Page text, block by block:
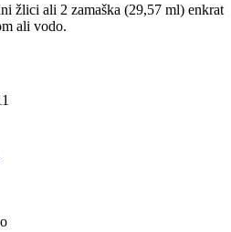
žlici ali 2 zamaška (29,57 ml) enkrat
ali vodo.